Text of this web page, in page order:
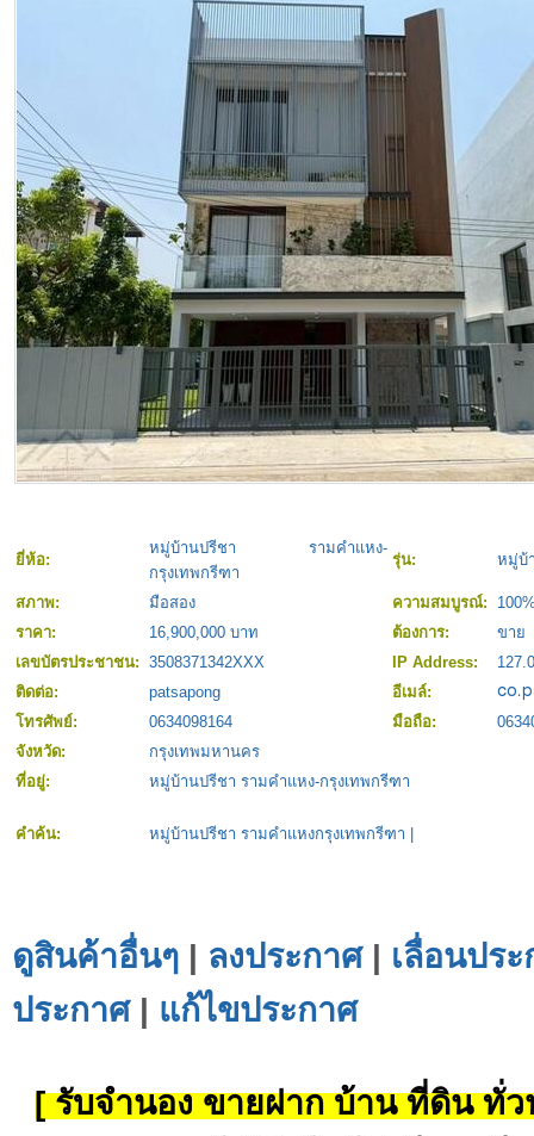
ยี่ห้อ:
หมู่บ้านปรีชา รามคำแหง-
กรุงเทพกรีฑา
รุ่น: หมู่บ้
สภาพ: มือสอง ความสมบูรณ์:
ราคา:
16,900,000 บาท ต้องการ:
ขาย
เลขบัตรประชาชน: 3508371342XXX IP Address:
ติดต่อ:
patsapong
อีเมล์:
โทรศัพย์:
0634098164 มือถือ:
จังหวัด:
กรุงเทพมหานคร
ที่อยู่:
หมู่บ้านปรีชา รามคำแหง-กรุงเทพกรีฑา
คำค้น: หมู่บ้านปรีชา รามคำแหงกรุงเทพกรีฑา
ดูสินค้าอื่นๆ | ลงประกาศ| เลื่อนปร
ประกาศ| แก้ไขประกาศ
[ รับจำนอง ขายฝาก บ้าน ที่ดิน ทั่ว